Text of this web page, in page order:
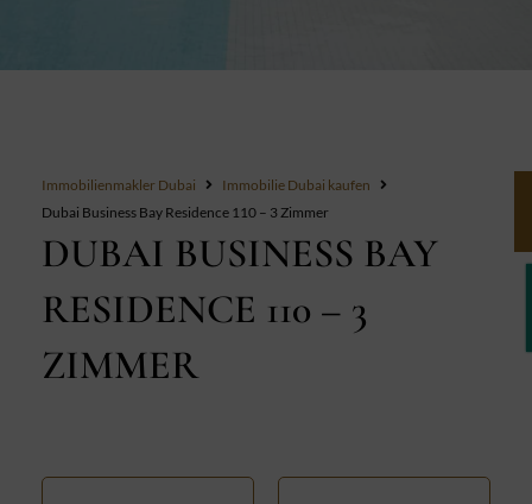
Immobilienmakler Dubai
Immobilie Dubai kaufen
Dubai Business Bay Residence 110 – 3 Zimmer
DUBAI BUSINESS BAY
RESIDENCE 110 – 3
ZIMMER